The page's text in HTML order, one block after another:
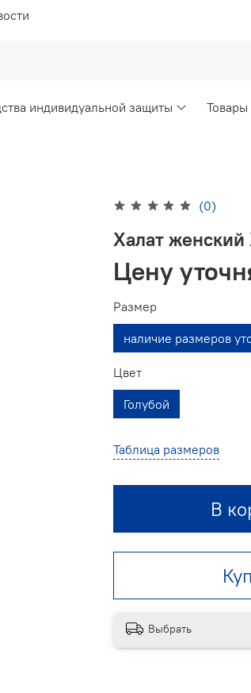
индивидуальной защиты Товары
(0)
Халат
Цену
Таблица размеров
В
Размер
наличие размеров
Цвет
Голубой
Выбрать